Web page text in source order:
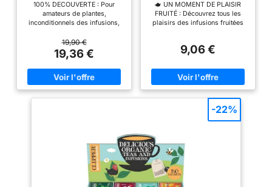
Thés
100% DECOUVERTE : Pour
amateurs de plantes,
inconditionnels des infusions,
l'affût de nouvelles découvertes
gustatives. Avec cet assortiment
de 12 infusions et 3 thés, vous
êtes sûrs de ne pas vous
planter ! Nos maîtres infuseurs
ont mêlé grands classiques et
Sans ficelle, sans colle, sans
agrafe. Poids Net : 114 g. 1,2,3
SOMMEIL ! (5 sachets), 7EME
CIEL (5 sachets), CAMOMILLE
(5 sachets), COCKTAIL DIGEST
19,90 €
19,36 €
50 Sachets
🫖 UN MOMENT DE PLAISIR
FRUITÉ : Découvrez tous les
plaisirs des infusions fruitées
l'assortiment de 50 sachets
coffret de 5 tisanes
aromatisées. Le sachet Pyramid
laisse tous les ingrédients
arômes naturels pour vous faire
profiter de tous les plaisirs de
votre infusion. ✨ 100%
l'assortiment de nos infusions
parfumées les plus délicieuses
Eléphant : Pêche Abricot, Tilleul
Citron, Mangue Passion, Fraise
Framboise Groseille et Pomme
9,06 €
-22%